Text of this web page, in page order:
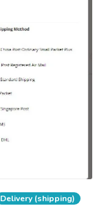
Delivery (shipping)